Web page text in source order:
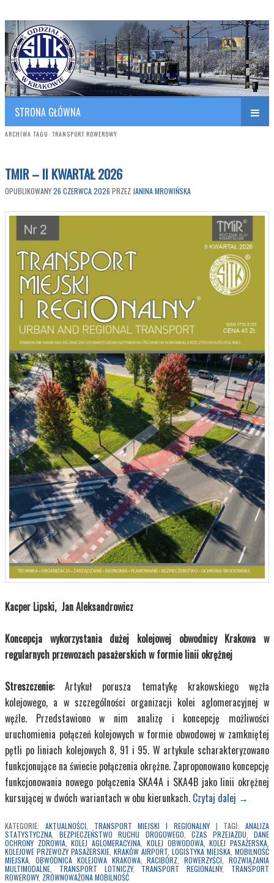
SITK RP Oddział w KRAKOWIE
Polish Association of Engineers & Technicians of Transportation
STRONA GŁÓWNA
ARCHIWA TAGU: TRANSPORT ROWEROWY
TMIR – II KWARTAŁ 2026
OPUBLIKOWANY26 CZERWCA 2026 PRZEZ JANINA MROWIŃSKA
Kacper Lipski, Jan Aleksandrowicz
Koncepcja wykorzystania dużej kolejowej obwodnicy Krakowa w
regularnych przewozach pasażerskich w formie linii okrężnej
Streszczenie:Artykuł porusza tematykę krakowskiego węzła
kolejowego, a w szczególności organizacji kolei aglomeracyjnej w
węźle. Przedstawiono w nim analizę i koncepcję możliwości
uruchomienia połączeń kolejowych w formie obwodowej w zamkniętej
pętli po liniach kolejowych 8, 91 i 95. W artykule scharakteryzowano
funkcjonujące na świecie połączenia okrężne. Zaproponowano koncepcję
funkcjonowania nowego połączenia SKA4A i SKA4B jako linii okrężnej
kursującej w dwóch wariantach w obu kierunkach. Czytaj dalej →
KATEGORIE: AKTUALNOŚCI TRANSPORT MIEJSKI I REGIONALNY | TAGI:
ANALIZA
STATYSTYCZNA ,BEZPIECZEŃSTWO RUCHU DROGOWEGO CZAS PRZEJAZDU ,DANE
OCHRONY ZDROWIA,KOLEJ AGLOMERACYJNA KOLEJ OBWODOWA,KOLEJ PASAŻERSKA
KOLEJOWE PRZEWOZY PASAŻERSKIE KRAKÓW AIRPORT LOGISTYKA MIEJSKA MOBILNOŚĆ
MIEJSKA
OBWODNICA KOLEJOWA KRAKOWA,RACIBÓRZ ,ROWERZYŚCI ,ROZWIĄZANIA
MULTIMODALNE
TRANSPORT LOTNICZY, TRANSPORT REGIONALNY, TRANSPORT
ROWEROWY, ZRÓWNOWAŻONA MOBILNOŚĆ